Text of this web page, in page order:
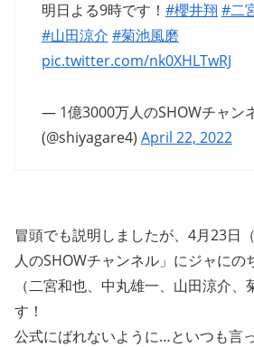
明日よる9時です！ #櫻井翔 #二
#山田涼介 #菊池風磨
pic.twitter.com/nk0XHLTwRJ
— 1億3000万人のSHOWチャン
(@shiyagare4) April 22, 2022
冒頭でも説明しましたが、4月23日
人のSHOWチャンネル」にジャにの
（二宮和也、中丸雄一、山田涼介、
す！
公式にばれないように…といつも言